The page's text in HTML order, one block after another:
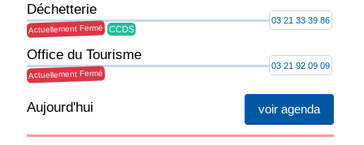
Déchetterie
Actuellement Fermé
03 21 33 39 86
Office du Tourisme
Actuellement Fermé
CCDS
03 21 92 09 09
voir agenda
Aujourd'hui